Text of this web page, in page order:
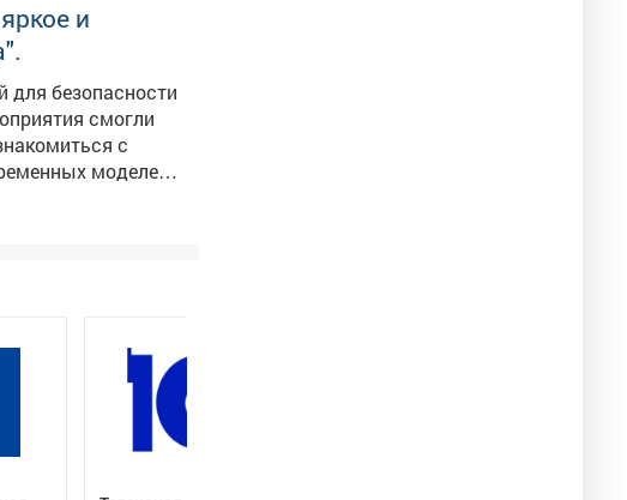
и
безопасности
смогли
с
моделей.
напомнил
возраста.